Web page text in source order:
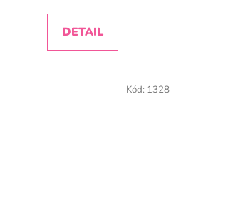
DETAIL
Kód: 1328